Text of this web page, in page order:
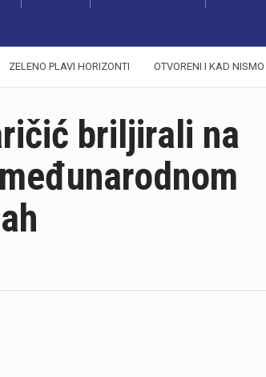
ZELENO PLAVI HORIZONTI OTVORENI I KAD NISMO
briljirali na